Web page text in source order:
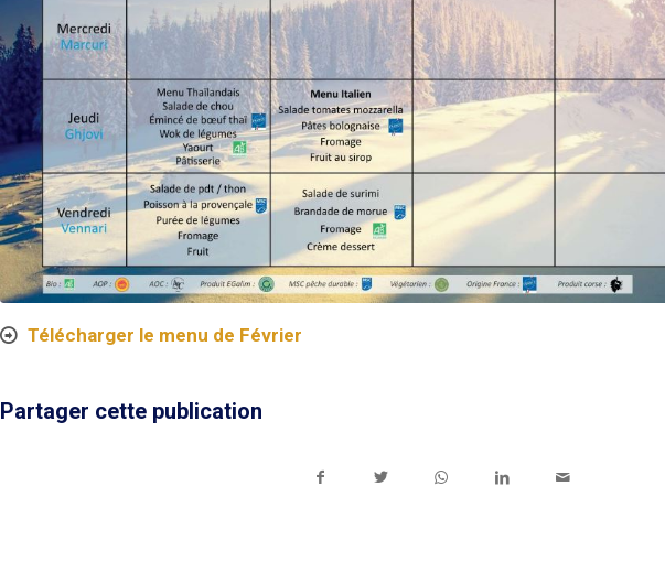
Télécharger le menu de Février
Partager cette publication